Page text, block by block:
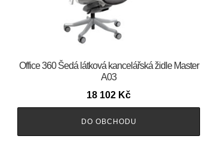
Office 360 Šedá látková kancelářská židle Master
A03
18 102 Kč
DO OBCHODU